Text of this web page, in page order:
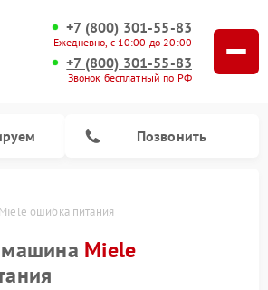
+7 (800) 301-55-83
Ежедневно, с 10:00 до 20:00
+7 (800) 301-55-83
Звонок бесплатный по РФ
Позвонить
ошибка питания
Miele